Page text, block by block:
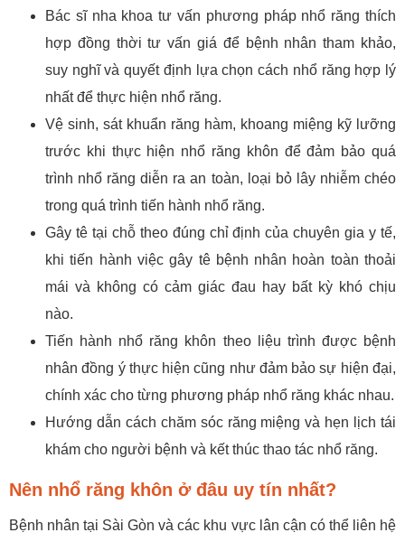
Bác sĩ nha khoa tư vấn phương pháp nhổ răng thích
hợp đồng thời tư vấn giá để bệnh nhân tham khảo,
suy nghĩ và quyết định lựa chọn cách nhổ răng hợp lý
nhất để thực hiện nhổ răng.
Vệ sinh, sát khuẩn răng hàm, khoang miệng kỹ lưỡng
trước khi thực hiện nhổ răng khôn để đảm bảo quá
trình nhổ răng diễn ra an toàn, loại bỏ lây nhiễm chéo
trong quá trình tiến hành nhổ răng.
Gây tê tại chỗ theo đúng chỉ định của chuyên gia y tế,
khi tiến hành việc gây tê bệnh nhân hoàn toàn thoải
mái và không có cảm giác đau hay bất kỳ khó chịu
nào.
Tiến hành nhổ răng khôn theo liệu trình được bệnh
nhân đồng ý thực hiện cũng như đảm bảo sự hiện đại,
chính xác cho từng phương pháp nhổ răng khác nhau.
Hướng dẫn cách chăm sóc răng miệng và hẹn lịch tái
khám cho người bệnh và kết thúc thao tác nhổ răng.
Nên nhổ răng khôn ở đâu uy tín nhất?
Bệnh nhân tại Sài Gòn và các khu vực lân cận có thể liên hệ